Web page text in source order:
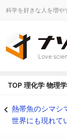
科学を好きな人を増や
Love
TOP 理化学 物理学
熱帯魚のシマシ
世界にも現れて